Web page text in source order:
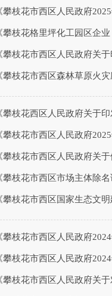
攀枝花市西区人民政府
攀枝花格里坪化工园区企业
攀枝花市西区人民政府关
枝花市西区森林草原火灾
攀枝花西区人民政府关于
枝花市西区人民政府
攀枝花市西区人民政府关
攀枝花市西区市场主体除名
攀枝花市西区国家生态文
攀枝花市西区人民政府
攀枝花市西区人民政府
攀枝花市西区人民政府关